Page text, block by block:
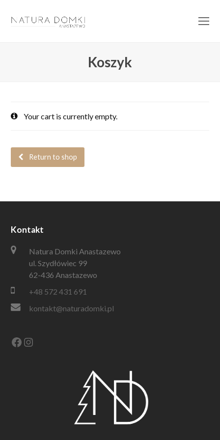
Koszyk
Your cart is currently empty.
Return to shop
Kontakt
Natura Domki Anastazewo
ul. Szydłówiec 99
62-436 Anastazewo
+48 572 431 691
kontakt@naturadomki.pl
Facebook
Instagram